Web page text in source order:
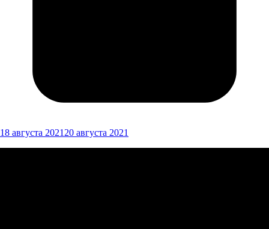
18 августа 2021 20 августа 2021